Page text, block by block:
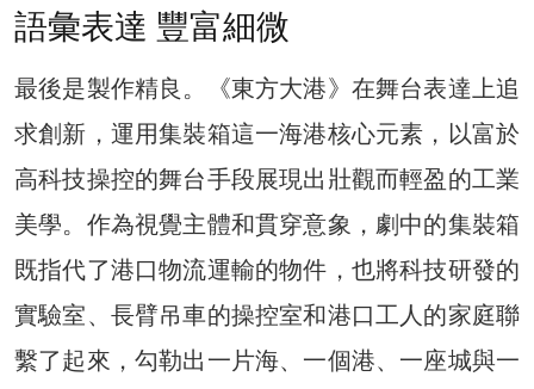
語彙表達 豐富細微
最後是製作精良。《東方大港》在舞台表達上追
求創新，運用集裝箱這一海港核心元素，以富於
高科技操控的舞台手段展現出壯觀而輕盈的工業
美學。作為視覺主體和貫穿意象，劇中的集裝箱
既指代了港口物流運輸的物件，也將科技研發的
實驗室、長臂吊車的操控室和港口工人的家庭聯
繫了起來，勾勒出一片海、一個港、一座城與一